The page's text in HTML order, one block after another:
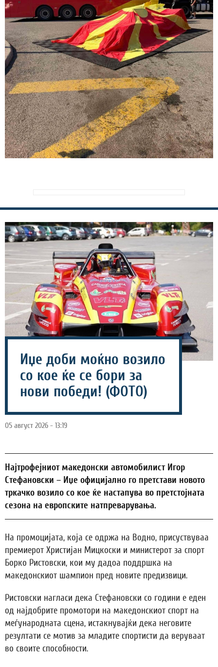
Иџе доби моќно возило
со кое ќе се бори за
нови победи! (ФОТО)
05 август 2026 - 13:19
Најтрофејниот македонски автомобилист Игор
Стефановски – Иџе официјално го претстави новото
тркачко возило со кое ќе настапува во претстојната
сезона на европските натпреварувања.
На промоцијата, која се одржа на Водно, присуствуваа
премиерот Христијан Мицкоски и министерот за спорт
Борко Ристовски, кои му дадоа поддршка на
македонскиот шампион пред новите предизвици.
Ристовски нагласи дека Стефановски со години е еден
од најдобрите промотори на македонскиот спорт на
меѓународната сцена, истакнувајќи дека неговите
резултати се мотив за младите спортисти да веруваат
во своите способности.